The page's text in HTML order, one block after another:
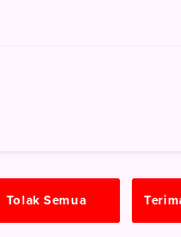
Tolak Semua